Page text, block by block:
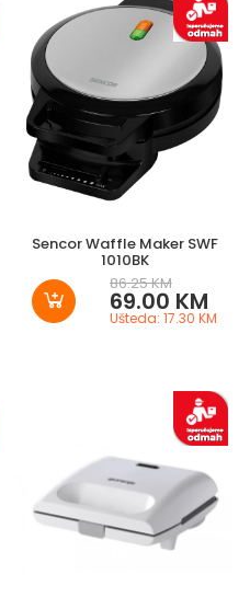
Sencor Waffle Maker SWF
1010BK
86.25 KM
69.00 KM
Ušteda: 17.30 KM